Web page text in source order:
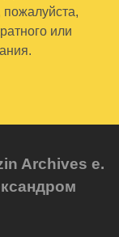
или
Archives e.